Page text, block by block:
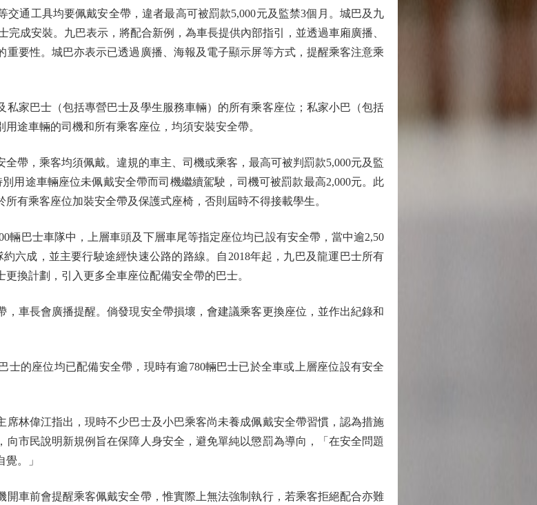
通工具均要佩戴安全帶，違者最高可被罰款5,000元及監禁3個月。城巴及九
完成安裝。九巴表示，將配合新例，為車長提供內部指引，並透過車廂廣播、
要性。城巴亦表示已透過廣播、海報及電子顯示屏等方式，提醒乘客注意乘
家巴士（包括專營巴士及學生服務車輛）的所有乘客座位；私家小巴（包括
途車輛的司機和所有乘客座位，均須安裝安全帶。
，乘客均須佩戴。違規的車主、司機或乘客，最高可被判罰款5,000元及監
用途車輛座位未佩戴安全帶而司機繼續駕駛，司機可被罰款最高2,000元。此
有乘客座位加裝安全帶及保護式座椅，否則屆時不得接載學生。
巴士車隊中，上層車頭及下層車尾等指定座位均已設有安全帶，當中逾2,50
六成，並主要行駛途經快速公路的路線。自2018年起，九巴及龍運巴士所有
換計劃，引入更多全車座位配備安全帶的巴士。
車長會廣播提醒。倘發現安全帶損壞，會建議乘客更換座位，並作出紀錄和
的座位均已配備安全帶，現時有逾780輛巴士已於全車或上層座位設有安全
林偉江指出，現時不少巴士及小巴乘客尚未養成佩戴安全帶習慣，認為措施
市民說明新規例旨在保障人身安全，避免單純以懲罰為導向，「在安全問題
。」
車前會提醒乘客佩戴安全帶，惟實際上無法強制執行，若乘客拒絕配合亦難